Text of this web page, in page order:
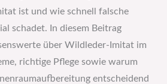
ist und wie schnell falsche
schadet. In diesem Beitrag
über Wildleder-Imitat im
richtige Pflege sowie warum
entscheidend